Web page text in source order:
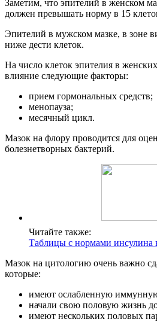
Заметим, что эпителий в женском
должен превышать норму в 15
Эпителий в мужском мазке, в зоне
ниже дести клеток.
На число клеток эпителия в
влияние следующие факторы:
прием гормональных средств;
менопауза;
месячный цикл.
Мазок на флору проводится для
болезнетворных бактерий.
Читайте также:
Таблицы с нормами инсулина
Мазок на цитологию очень важно
которые:
имеют ослабленную
начали свою половую жизнь
имеют нескольких половых